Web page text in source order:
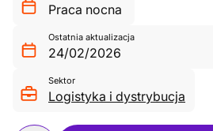
Praca nocna
Ostatnia aktualizacja
24/02/2026
Sektor
Logistyka i dystrybucja